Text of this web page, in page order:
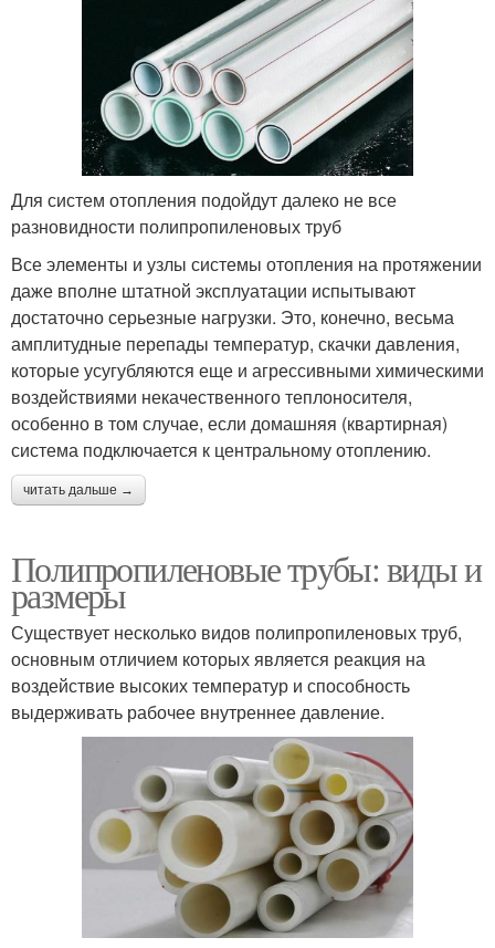
Для систем отопления подойдут далеко не все
разновидности полипропиленовых труб
Все элементы и узлы системы отопления на протяжении
даже вполне штатной эксплуатации испытывают
достаточно серьезные нагрузки. Это, конечно, весьма
амплитудные перепады температур, скачки давления,
которые усугубляются еще и агрессивными химическими
воздействиями некачественного теплоносителя,
особенно в том случае, если домашняя (квартирная)
система подключается к центральному отоплению.
читать дальше →
Полипропиленовые трубы: виды и
размеры
Существует несколько видов полипропиленовых труб,
основным отличием которых является реакция на
воздействие высоких температур и способность
выдерживать рабочее внутреннее давление.